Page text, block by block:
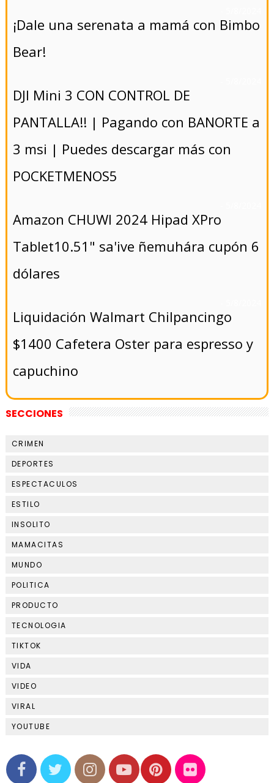
¡Dale una serenata a mamá con Bimbo
Bear!
DJI Mini 3 CON CONTROL DE
PANTALLA!! | Pagando con BANORTE a
3 msi | Puedes descargar más con
POCKETMENOS5
Amazon CHUWI 2024 Hipad XPro
Tablet10.51" sa'ive ñemuhára cupón 6
dólares
Liquidación Walmart Chilpancingo
$1400 Cafetera Oster para espresso y
capuchino
SECCIONES
CRIMEN
DEPORTES
ESPECTACULOS
ESTILO
INSOLITO
MAMACITAS
MUNDO
POLITICA
PRODUCTO
TECNOLOGIA
TIKTOK
VIDA
VIDEO
VIRAL
YOUTUBE